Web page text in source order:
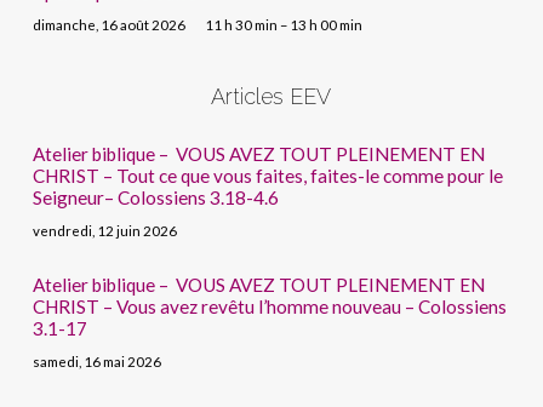
dimanche, 16 août 2026 11 h 30 min – 13 h 00 min
Articles EEV
Atelier biblique – VOUS AVEZ TOUT PLEINEMENT EN
CHRIST – Tout ce que vous faites, faites-le comme pour le
Seigneur– Colossiens 3.18-4.6
vendredi, 12 juin 2026
Atelier biblique – VOUS AVEZ TOUT PLEINEMENT EN
CHRIST – Vous avez revêtu l’homme nouveau – Colossiens
3.1-17
samedi, 16 mai 2026